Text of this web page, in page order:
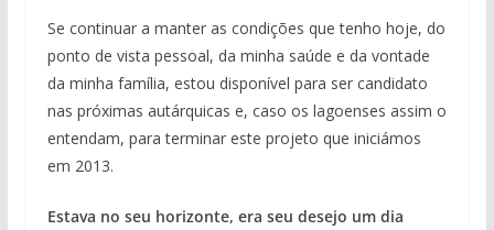
Se continuar a manter as condições que tenho hoje, do
ponto de vista pessoal, da minha saúde e da vontade
da minha família, estou disponível para ser candidato
nas próximas autárquicas e, caso os lagoenses assim o
entendam, para terminar este projeto que iniciámos
em 2013.
Estava no seu horizonte, era seu desejo um dia